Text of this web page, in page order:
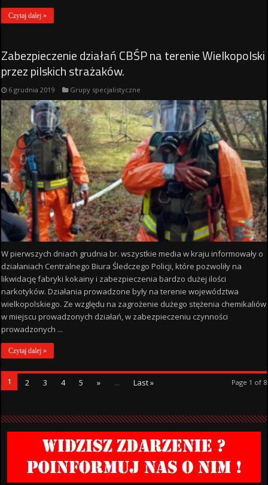
Czytaj dalej »
Zabezpieczenie działań CBŚP na terenie Wielkopolski
przez pilskich strażaków.
6 grudnia 2019 Grupy specjalistyczne
W pierwszych dniach grudnia br. wszystkie media w kraju informowały o
działaniach Centralnego Biura Śledczego Policji, które pozwoliły na
likwidację fabryki kokainy i zabezpieczenia bardzo dużej ilości
narkotyków. Działania prowadzone były na terenie województwa
wielkopolskiego. Ze względu na zagrożenie dużego stężenia chemikaliów
w miejscu prowadzonych działań, w zabezpieczeniu czynności
prowadzonych ...
Czytaj dalej »
Page 1 of 8
1 2 3 4 5 » ... Last »